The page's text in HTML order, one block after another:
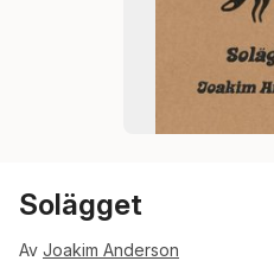
Solägget
Av Joakim Anderson